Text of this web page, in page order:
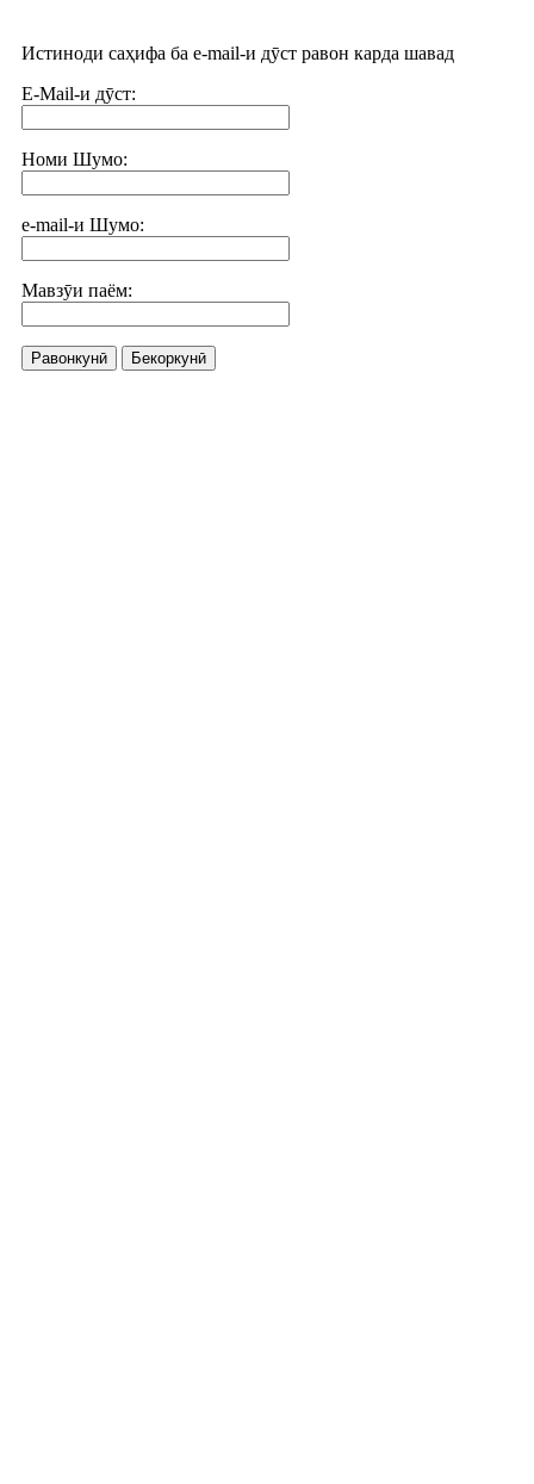
Истиноди саҳифа ба e-mail-и дӯст равон карда шавад
E-Mail-и дӯст:
Номи Шумо:
e-mail-и Шумо:
Мавзӯи паём:
Равонкунӣ Бекоркунӣ